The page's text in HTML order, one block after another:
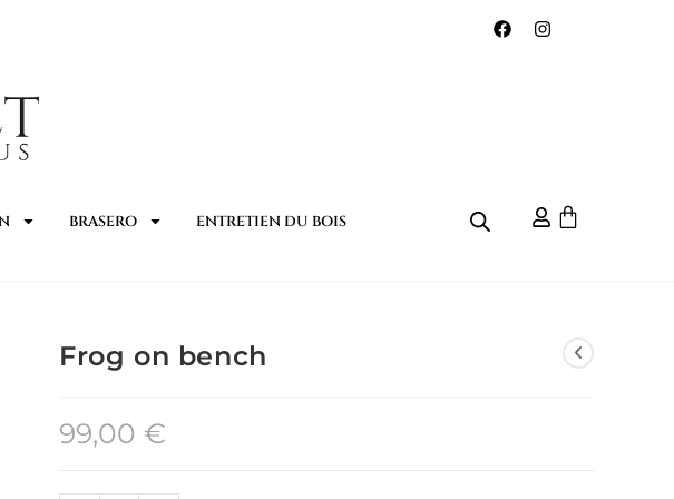
BRASERO ENTRETIEN DU BOIS
Frog on bench
99,00 €